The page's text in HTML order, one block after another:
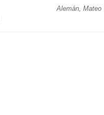
Alemán, Mateo